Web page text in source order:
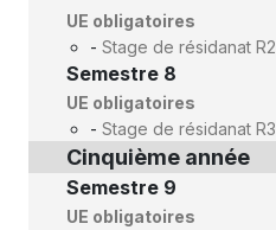
UE obligatoires
- Stage de résidanat R2
Semestre 8
UE obligatoires
- Stage de résidanat R3
Cinquième année
Semestre 9
UE obligatoires